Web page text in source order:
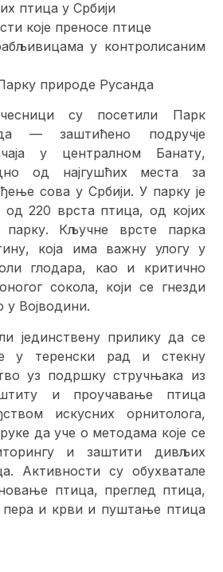
птица у Србији
које преносе птице
у контролисаним
природе Русанда
су посетили Парк
— заштићено подручје
у централном Банату,
од најгушћих места за
сова у Србији. У парку је
220 врста птица, од којих
Кључне врсте парка
која има важну улогу у
глодара, као и критично
сокола, који се гнезди
у Војводини.
јединствену прилику да се
у теренски рад и стекну
уз подршку стручњака из
и проучавање птица
искусних орнитолога,
да уче о методама које се
и заштити дивљих
Активности су обухватале
птица, преглед птица,
пера и крви и пуштање птица